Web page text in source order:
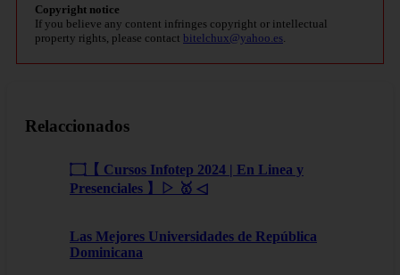
Copyright notice
If you believe any content infringes copyright or intellectual
property rights, please contact bitelchux@yahoo.es
Relaccionados
۝【 Cursos Infotep 2024 | En Linea y
Presenciales 】▷ 🥇 ◁
Las Mejores Universidades de República
Dominicana